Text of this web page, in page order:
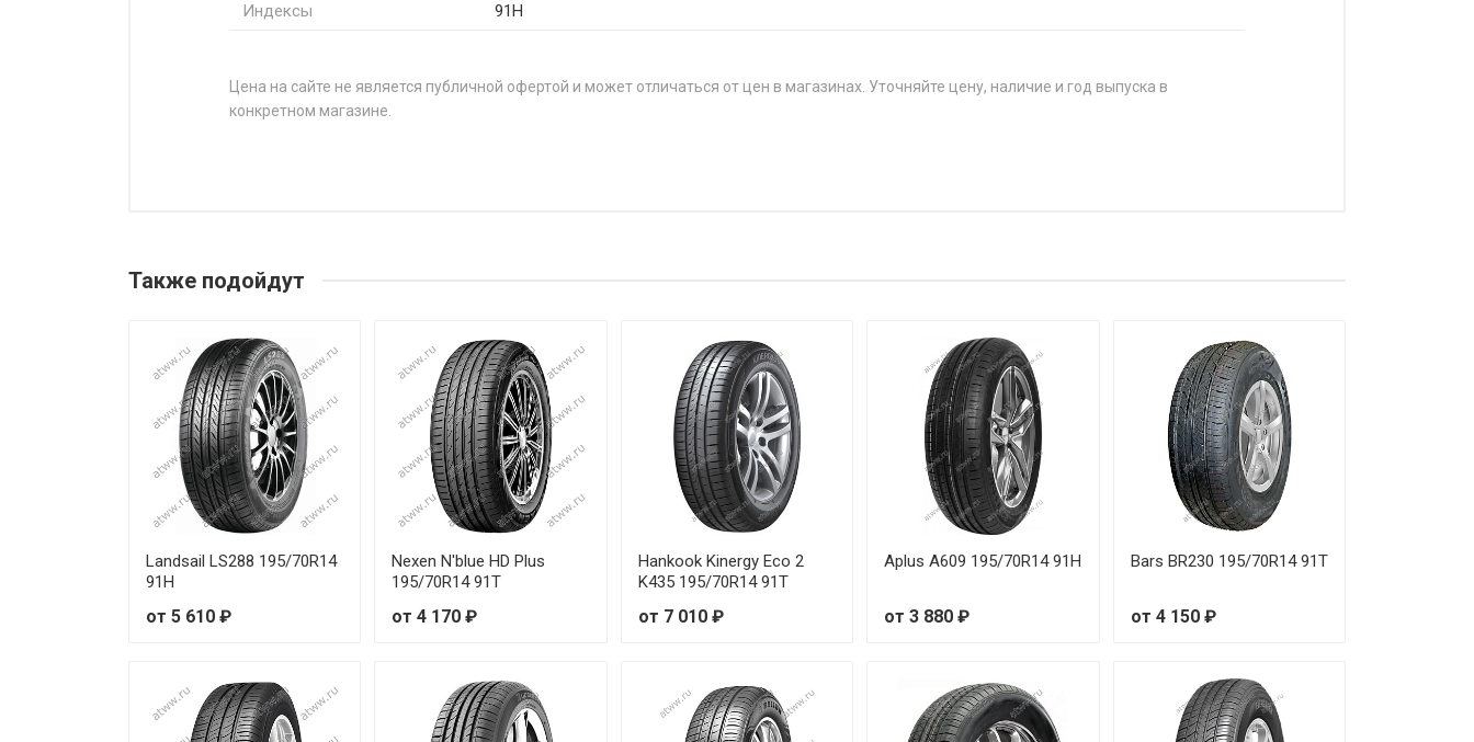
Индексы
91H
Цена на сайте не является публичной офертой и может отличаться от цен в магазинах. Уточняйте цену, наличие и год выпуска в
конкретном магазине.
Austone Athena SP-801 185/80R14 91T
Austone Athena SP-801 195/65R15 91H
Austone Athena SP-801 205/70R15 96H
Также подойдут
Landsail LS288 195/70R14
91H
от 5 610 ₽
Nexen N'blue HD Plus
195/70R14 91T
от 4 170 ₽
Hankook Kinergy Eco 2
K435 195/70R14 91T
от 7 010 ₽
Aplus A609 195/70R14 91H
от 3 880 ₽
Bars BR230 195/70R14 91T
от 4 150 ₽